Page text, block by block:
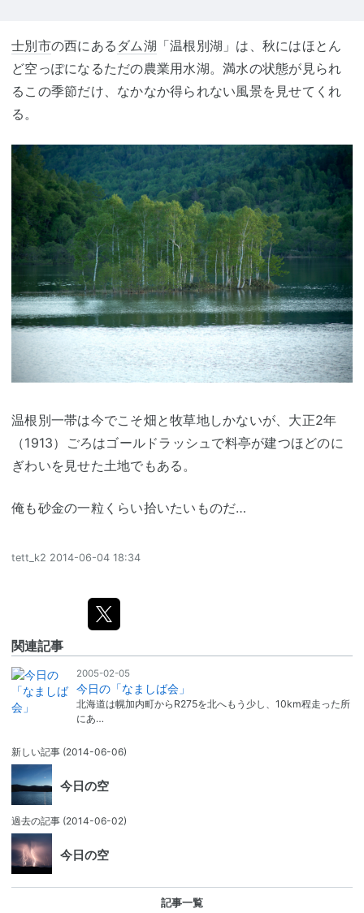
士別市の西にある ダム湖 「温根別湖」は、秋にはほとん
ど空っぽになるただの農業用水湖。満水の状態が見られ
るこの季節だけ、なかなか得られない風景を見せてくれ
る。
温根別一帯は今でこそ畑と牧草地しかないが、大正2年
（1913）ごろはゴールドラッシュで料亭が建つほどのに
ぎわいを見せた土地でもある。
俺も砂金の一粒くらい拾いたいものだ…
tett_k2 2014-06-04 18:34
関連記事
2005-02-05
今日の「なましば会」
北海道は幌加内町からR275を北へもう少し、10km程走った所
にあ…
新しい記事 (2014-06-06)
今日の空
過去の記事 (2014-06-02)
今日の空
記事一覧